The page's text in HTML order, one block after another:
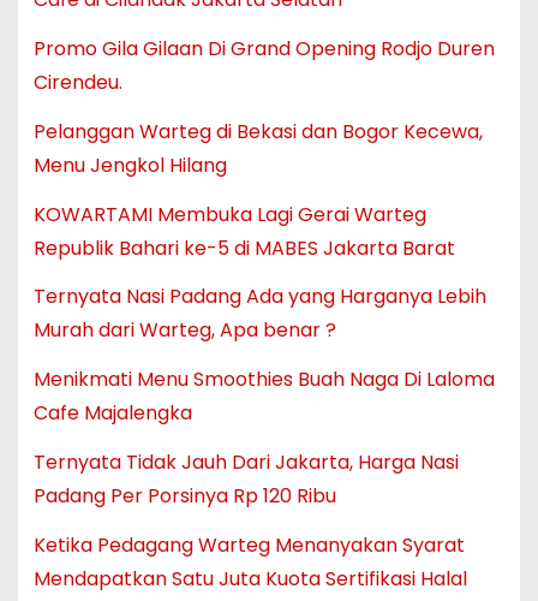
Promo Gila Gilaan Di Grand Opening Rodjo Duren
Cirendeu.
Pelanggan Warteg di Bekasi dan Bogor Kecewa,
Menu Jengkol Hilang
KOWARTAMI Membuka Lagi Gerai Warteg
Republik Bahari ke-5 di MABES Jakarta Barat
Ternyata Nasi Padang Ada yang Harganya Lebih
Murah dari Warteg, Apa benar ?
Menikmati Menu Smoothies Buah Naga Di Laloma
Cafe Majalengka
Ternyata Tidak Jauh Dari Jakarta, Harga Nasi
Padang Per Porsinya Rp 120 Ribu
Ketika Pedagang Warteg Menanyakan Syarat
Mendapatkan Satu Juta Kuota Sertifikasi Halal